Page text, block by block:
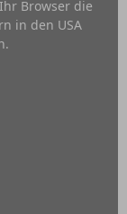
Browser die
in den USA